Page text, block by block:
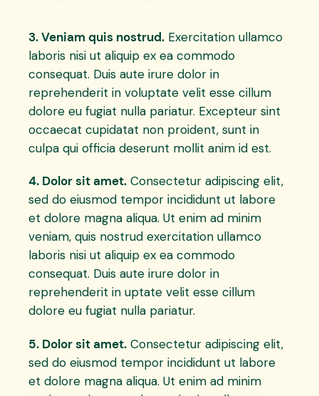
3. Veniam quis nostrud. Exercitation ullamco
laboris nisi ut aliquip ex ea commodo
consequat. Duis aute irure dolor in
reprehenderit in voluptate velit esse cillum
dolore eu fugiat nulla pariatur. Excepteur sint
occaecat cupidatat non proident, sunt in
culpa qui officia deserunt mollit anim id est.
4. Dolor sit amet. Consectetur adipiscing elit,
sed do eiusmod tempor incididunt ut labore
et dolore magna aliqua. Ut enim ad minim
veniam, quis nostrud exercitation ullamco
laboris nisi ut aliquip ex ea commodo
consequat. Duis aute irure dolor in
reprehenderit in uptate velit esse cillum
dolore eu fugiat nulla pariatur.
5. Dolor sit amet. Consectetur adipiscing elit,
sed do eiusmod tempor incididunt ut labore
et dolore magna aliqua. Ut enim ad minim